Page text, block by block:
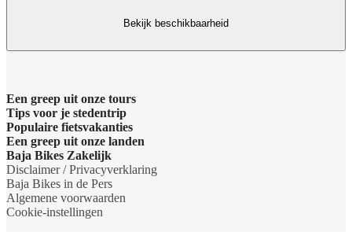
Bekijk beschikbaarheid
Een greep uit onze tours
Barcelona Panorama tour
Dubai Highlights fietstour
Dublin fietstour
Kaapstad Township tour
Tips voor je stedentrip
Wat te doen in Amsterdam
Wat te doen in Barcelona
Wat te doen in Berlijn
Wat te doen in Boedapest
Populaire fietsvakanties
Fietsvakantie Duitsland
Fietsvakantie Frankrijk
Fietsvakantie Italie
Een greep uit onze landen
Belgie
Denemarken
Baja Bikes Zakelijk
Neem contact op
Over ons
Disclaimer / Privacyverklaring
Baja Bikes in de Pers
Algemene voorwaarden
Cookie-instellingen